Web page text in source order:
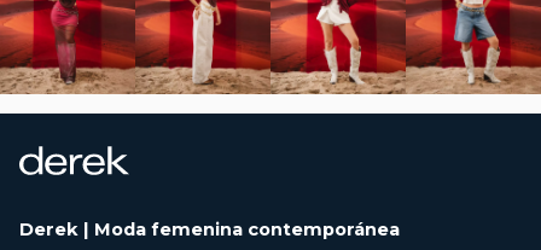
Derek | Moda femenina contemporánea